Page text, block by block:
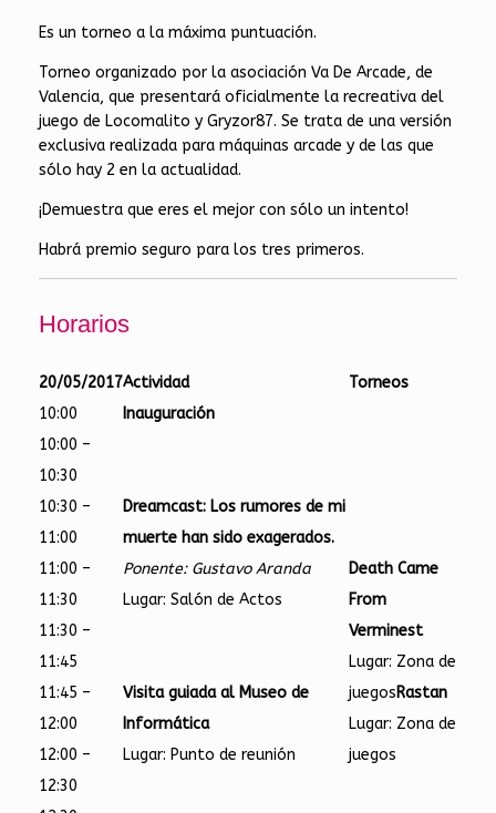
Es un torneo a la máxima puntuación.
Torneo organizado por la asociación Va De Arcade, de
Valencia, que presentará oficialmente la recreativa del
juego de Locomalito y Gryzor87. Se trata de una versión
exclusiva realizada para máquinas arcade y de las que
sólo hay 2 en la actualidad.
¡Demuestra que eres el mejor con sólo un intento!
Habrá premio seguro para los tres primeros.
Horarios
20/05/2017Actividad
Torneos
10:00
Inauguración
10:00 –
10:30
10:30 –
11:00
Dreamcast: Los rumores de mi
muerte han sido exagerados.
Ponente: Gustavo Aranda
Lugar: Salón de Actos
11:00 –
11:30
Death Came
From
Verminest
Lugar: Zona de
juegosRastan
Lugar: Zona de
juegos
11:30 –
11:45
11:45 –
12:00
Visita guiada al Museo de
Informática
Lugar: Punto de reunión
12:00 –
12:30